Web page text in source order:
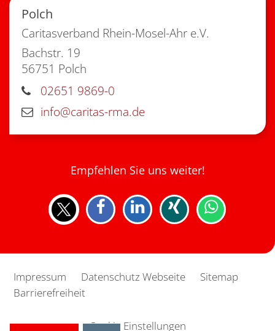
Polch
Caritasverband Rhein-Mosel-Ahr e.V.
Bachstr. 19
56751 Polch
02651 9869-0
info@caritas-rma.de
Empfehlen Sie uns weiter!
Impressum Datenschutz Webseite
Sitemap
Barrierefreiheit
Cookie Einstellungen